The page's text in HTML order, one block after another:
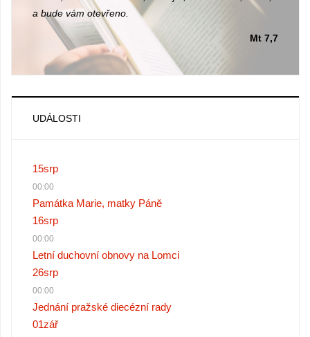
a bude vám otevřeno.
Mt 7,7
UDÁLOSTI
15srp
00:00
Památka Marie, matky Páně
16srp
00:00
Letní duchovní obnovy na Lomci
26srp
00:00
Jednání pražské diecézní rady
01zář